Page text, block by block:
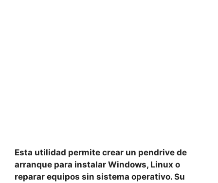
Esta utilidad permite crear un pendrive de
arranque para instalar Windows, Linux o
reparar equipos sin sistema operativo. Su